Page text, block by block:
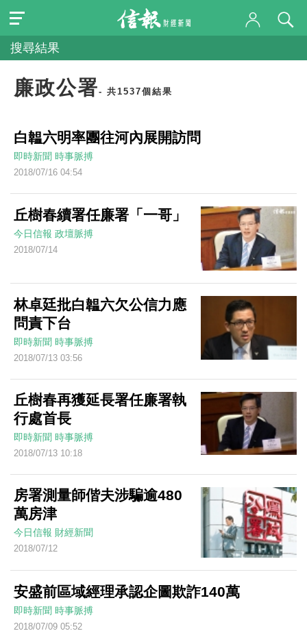
搜尋結果
廉政公署- 共1537個結果
白韞六明率團往河內展開訪問
即時新聞 時事脈搏
2018/07/16 04:54
丘樹春續署任廉署「一哥」
今日信報 政壇脈搏
2018/07/14
林卓廷批白韞六欠公信力應
問責下台
即時新聞 時事脈搏
2018/07/13 03:56
丘樹春再獲延長署任廉署執
行處首長
即時新聞 時事脈搏
2018/07/13 10:18
房署測量師偕夫涉騙逾480
萬房津
今日信報 財經新聞
2018/07/12
安盛前區域經理承認企圖欺詐140萬
即時新聞 時事脈搏
2018/07/09 05:52